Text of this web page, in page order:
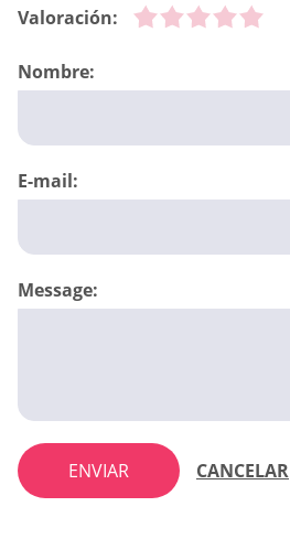
Valoración:
Nombre:
E-mail:
Message:
ENVIAR CANCELAR